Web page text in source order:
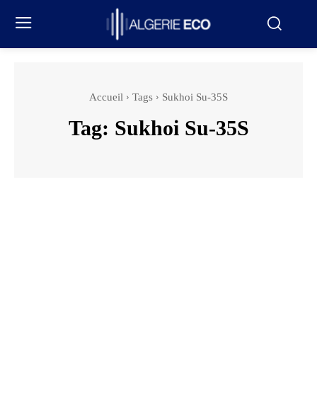
Accueil Tags Sukhoi Su-35S
Tag: Sukhoi Su-35S